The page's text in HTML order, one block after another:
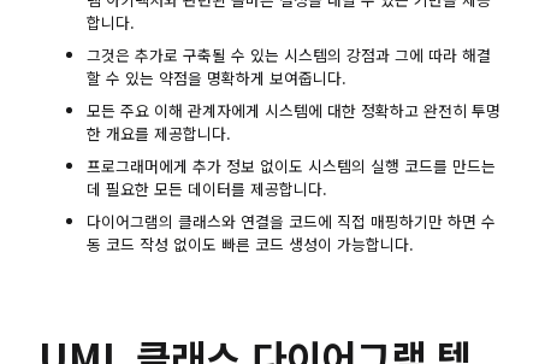
합니다.
그것은 추가로 구축될 수 있는 시스템의 강점과 그에 따라 해결
할 수 있는 약점을 명확하게 보여줍니다.
모든 주요 이해 관계자에게 시스템에 대한 정확하고 완전히 투명
한 개요를 제공합니다.
프로그래머에게 추가 정보 없이도 시스템의 실행 코드를 만드는
데 필요한 모든 데이터를 제공합니다.
다이어그램의 클래스와 연결을 코드에 직접 매핑하기만 하면 수
동 코드 작성 없이도 빠른 코드 생성이 가능합니다.